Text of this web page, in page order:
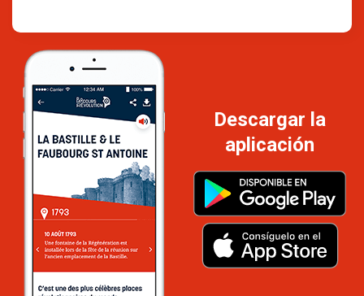
Descargar la
aplicación